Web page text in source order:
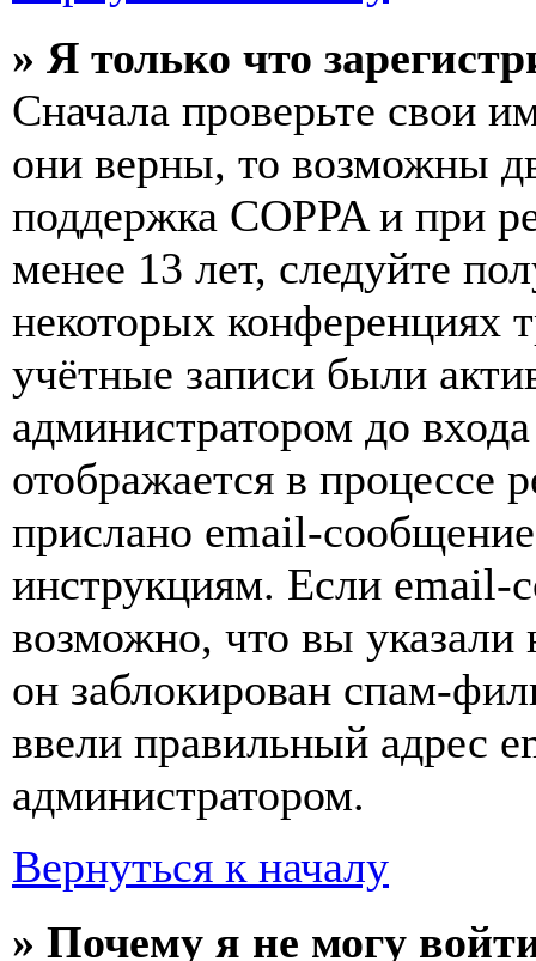
» Я только что
Сначала проверьте свои
они верны, то возможны
поддержка COPPA и при
менее 13 лет, следуйте
некоторых конференциях
учётные записи были
администратором до
отображается в процессе
прислано email-
инструкциям. Если email-
возможно, что вы
он заблокирован спам-
ввели правильный адрес
администратором.
Вернуться к началу
» Почему я не могу